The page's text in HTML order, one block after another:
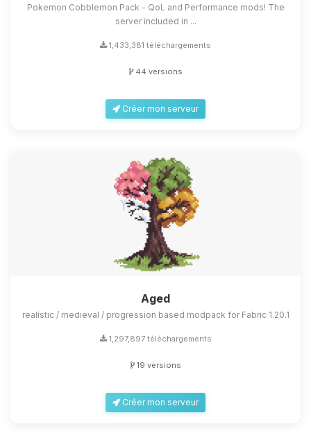
Pokemon Cobblemon Pack - QoL and Performance mods! The
server included in ...
1,433,381 téléchargements
44 versions
Créer mon serveur
Aged
realistic / medieval / progression based modpack for Fabric 1.20.1
1,297,897 téléchargements
19 versions
Créer mon serveur